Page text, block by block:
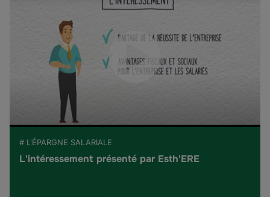
# L'ÉPARGNE SALARIALE
L'intéressement présenté par Esth'ERE